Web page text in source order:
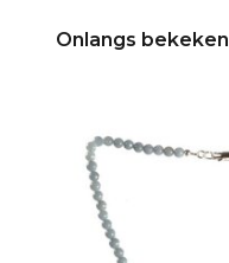
Onlangs bekeken